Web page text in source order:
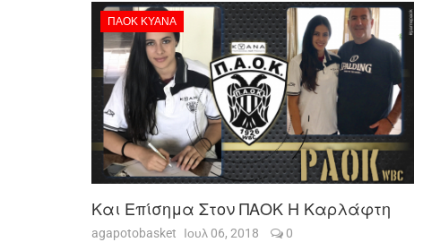
ΠΑΟΚ ΚΥΑΝΑ
Και Επίσημα Στον ΠΑΟΚ Η Καρλάφτη
agapotobasket Ιουλ 06, 2018
0